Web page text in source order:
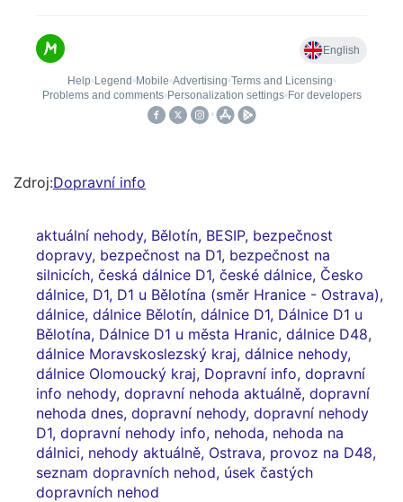
Zdroj:Dopravní info
aktuální nehody, Bělotín, BESIP, bezpečnost
dopravy, bezpečnost na D1, bezpečnost na
silnicích, česká dálnice D1, české dálnice, Česko
dálnice, D1, D1 u Bělotína (směr Hranice - Ostrava),
dálnice, dálnice Bělotín, dálnice D1, Dálnice D1 u
Bělotína, Dálnice D1 u města Hranic, dálnice D48,
dálnice Moravskoslezský kraj, dálnice nehody,
dálnice Olomoucký kraj, Dopravní info, dopravní
info nehody, dopravní nehoda aktuálně, dopravní
nehoda dnes, dopravní nehody, dopravní nehody
D1, dopravní nehody info, nehoda, nehoda na
dálnici, nehody aktuálně, Ostrava, provoz na D48,
seznam dopravních nehod, úsek častých
dopravních nehod